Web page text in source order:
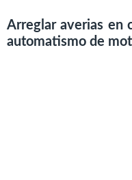
Arreglar averias en
automatismo de